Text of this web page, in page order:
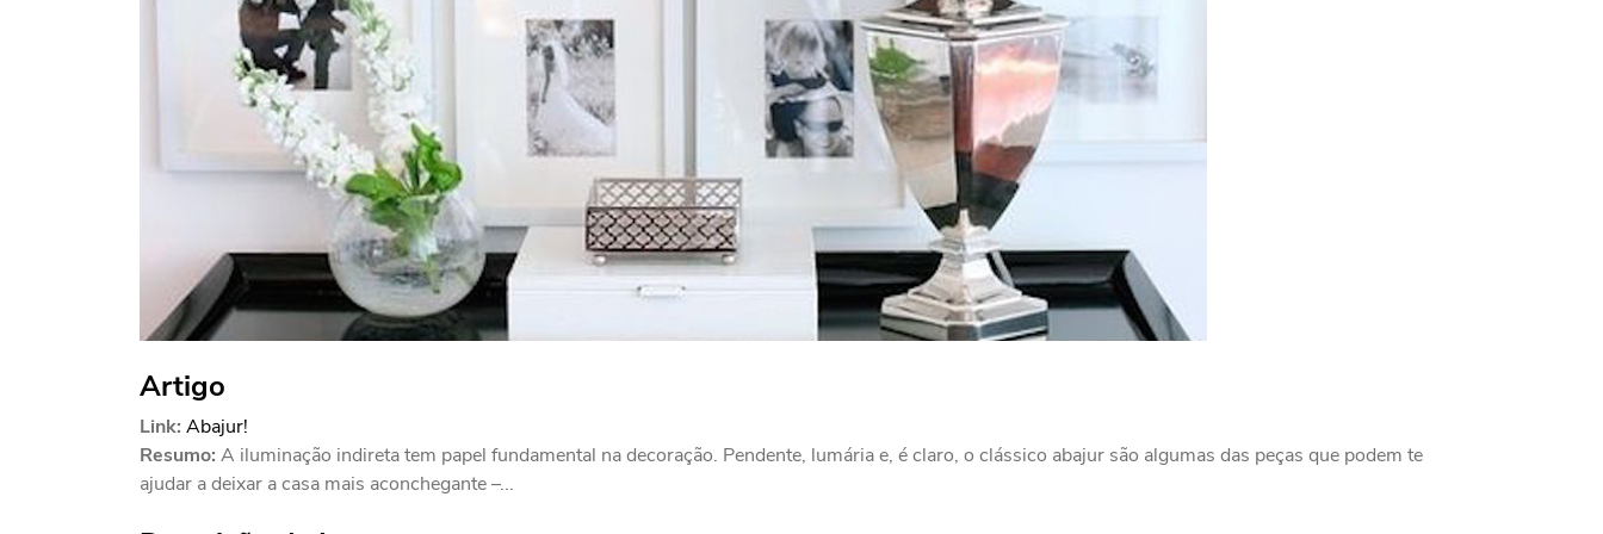
Artigo
Link: Abajur!
Resumo: A iluminação indireta tem papel fundamental na decoração. Pendente, lumária e, é claro, o clássico abajur são algumas das peças que podem te
ajudar a deixar a casa mais aconchegante –...